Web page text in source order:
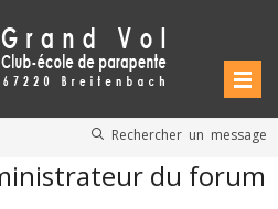
Rechercher un message
du forum